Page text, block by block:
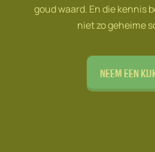
goud waard. En die kennis
niet zo geheime
Neem een